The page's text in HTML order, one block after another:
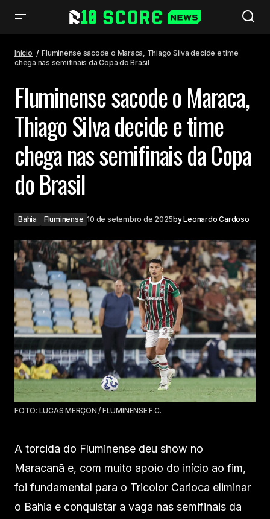
semifinais da Copa do Brasil
Início
Fluminense sacode o Maraca, Thiago Silva decide e time
chega nas semifinais da Copa do Brasil
Fluminense sacode o Maraca,
Thiago Silva decide e time
chega nas semifinais da Copa
do Brasil
Bahia Fluminense 10 de setembro de 2025byLeonardo Cardoso
FOTO: LUCAS MERÇON / FLUMINENSE F.C.
A torcida do Fluminense deu show no
Maracanã e, com muito apoio do início ao fim,
foi fundamental para o Tricolor Carioca eliminar
o Bahia e conquistar a vaga nas semifinais da